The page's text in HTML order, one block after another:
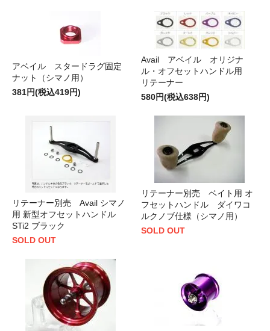
アベイル スタードラグ固定
ナット（シマノ用）
381円(税込419円)
Avail アベイル オリジナ
ル・オフセットハンドル用
リテーナー
580円(税込638円)
リテーナー別売 Avail シマノ
用 新型オフセットハンドル
STi2 ブラック
SOLD OUT
リテーナー別売 ベイト用 オ
フセットハンドル ダイワコ
ルクノブ仕様（シマノ用）
SOLD OUT